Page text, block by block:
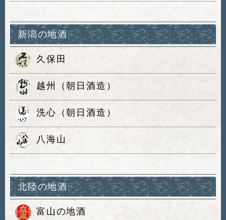
新潟の地酒
久保田
越州（朝日酒造）
洗心（朝日酒造）
八海山
北陸の地酒
富山の地酒